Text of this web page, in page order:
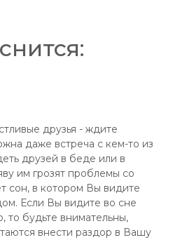
друзья - ждите
даже встреча с кем-то из
друзей в беде или в
им грозят проблемы со
сон, в котором Вы видите
Если Вы видите во сне
то будьте внимательны,
внести раздор в Вашу